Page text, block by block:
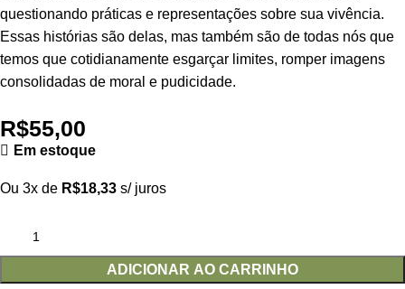
questionando práticas e representações sobre sua vivência.
Essas histórias são delas, mas também são de todas nós que
temos que cotidianamente esgarçar limites, romper imagens
consolidadas de moral e pudicidade.
R$55,00
Em estoque
Ou 3x de R$18,33 s/ juros
ADICIONAR AO CARRINHO